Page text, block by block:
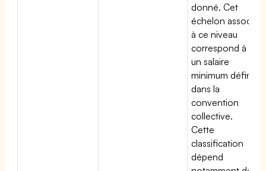
donné. Cet
échelon associé
à ce niveau
correspond à
un salaire
minimum défini
dans la
convention
collective.
Cette
classification
dépend